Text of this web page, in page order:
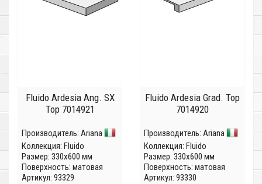
Fluido Ardesia Ang. SX
Top 7014921
Производитель: Ariana
Коллекция: Fluido
Размер: 330x600 мм
Поверхность: матовая
Артикул: 93329
Fluido Ardesia Grad. Top
7014920
Производитель: Ariana
Коллекция: Fluido
Размер: 330x600 мм
Поверхность: матовая
Артикул: 93330